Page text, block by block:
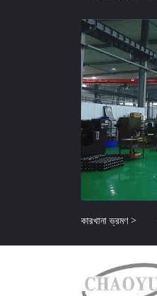
কারখানা ভ্রমণ >